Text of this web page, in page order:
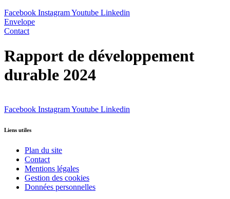
Facebook InstagramYoutube Linkedin
Envelope
Contact
Rapport de développement
durable 2024
Facebook InstagramYoutube Linkedin
Liens utiles
Plan du site
Contact
Mentions légales
Gestion des cookies
Données personnelles